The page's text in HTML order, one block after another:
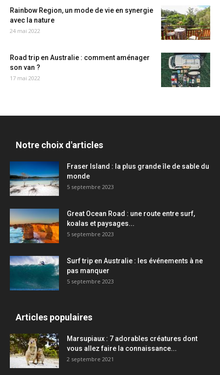
Rainbow Region, un mode de vie en synergie
avec la nature
24 mai 2022
Road trip en Australie : comment aménager
son van ?
17 mai 2022
Notre choix d'articles
Fraser Island : la plus grande île de sable du
monde
5 septembre 2023
Great Ocean Road : une route entre surf,
koalas et paysages...
5 septembre 2023
Surf trip en Australie : les événements à ne
pas manquer
5 septembre 2023
Articles populaires
Marsupiaux : 7 adorables créatures dont
vous allez faire la connaissance...
2 septembre 2021